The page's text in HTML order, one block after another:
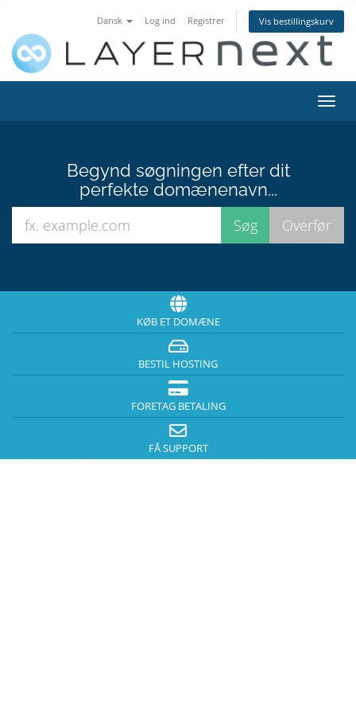
Dansk Log ind Registrer Vis bestillingskurv
Skift
Begynd søgningen efter dit
perfekte domænenavn...
KØB ET DOMÆNE
BESTIL HOSTING
FORETAG BETALING
FÅ SUPPORT